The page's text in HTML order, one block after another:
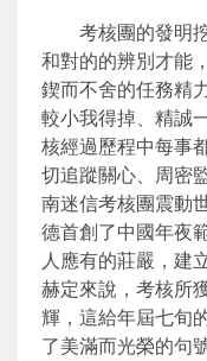
考核團的發明
和對的的辨別才能
鍥而不舍的任務精
較小我得掉、精誠
核經過歷程中每事
切追蹤關心、周密
南迷信考核團震動
德首創了中國年夜
人應有的莊嚴，建
赫定來說，考核所
輝，這給年屆七旬
了美滿而光榮的句號